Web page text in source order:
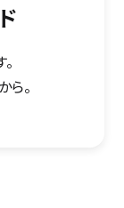
ら。